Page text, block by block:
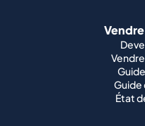
État